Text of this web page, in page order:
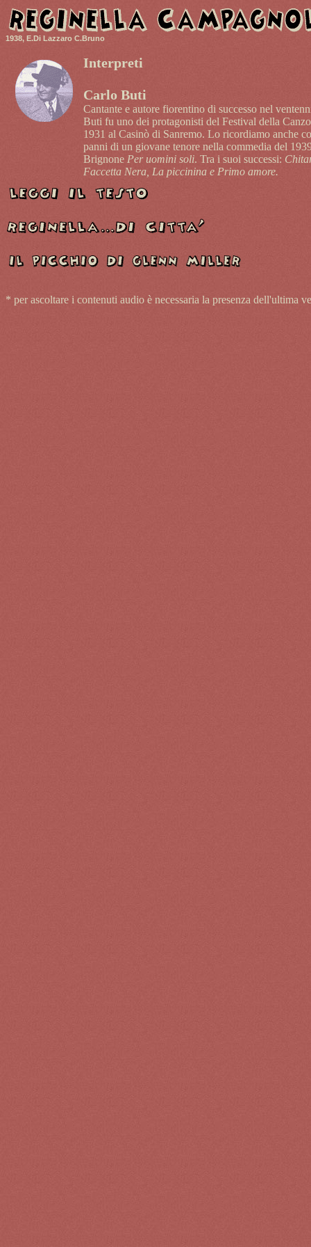
1938, E.Di Lazzaro C.Bruno
Interpreti
Carlo Buti
Cantante e autore fiorentino di successo nel
Buti fu uno dei protagonisti del Festival della
1931 al Casinò di Sanremo. Lo ricordiamo anche
panni di un giovane tenore nella commedia del
Brignone Per uomini soli. Tra i suoi successi:
Faccetta Nera, La piccinina e Primo amore.
* per ascoltare i contenuti audio è necessaria la presenza dell'ultima